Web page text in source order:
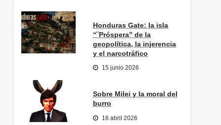
Honduras Gate: la isla
“¨Próspera” de la
geopolítica, la injerencia
y el narcotráfico
15 junio 2026
Sobre Milei y la moral del
burro
16 abril 2026